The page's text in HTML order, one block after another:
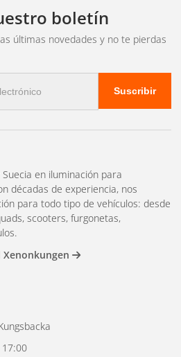
se utilizan como iluminación
y caravanas grandes,
por lámpara.
color del
suelen venir en varios colores
blanco, negro, mate o dorado.
con el interior del vehículo.
es una cuestión puramente
encendido/apagado integrado
boletín
últimas novedades y no te pierdas
Suscribir
en iluminación para
décadas de experiencia, nos
para todo tipo de vehículos: desde
scooters, furgonetas,